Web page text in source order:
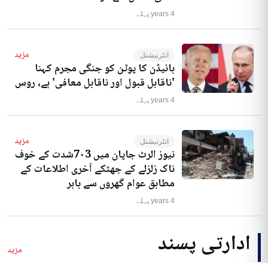
4 years پہلے
انٹرنیشنل مزید
بائیڈن کا پوٹن کو جنگی مجرم کہنا
'ناقابل قبول اور ناقابل معافی' ہے، روس
4 years پہلے
انٹرنیشنل مزید
نیوز الرٹ جاپان میں 7۰3شدت کے خوف
ناک زلزلے کے جھٹکے آخری اطلاعات کے
مطابق عوام گھروں سے باہر
4 years پہلے
ادارتی پسند مزید